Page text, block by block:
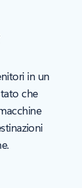
in un
che